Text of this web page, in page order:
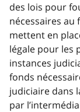
des lois pour
nécessaires
mettent en
légale pour les
instances
fonds
judiciaire dans
par